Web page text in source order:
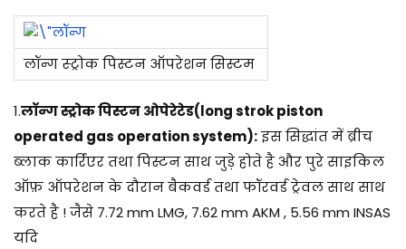
लॉन्ग स्ट्रोक पिस्टन ऑपरेशन सिस्टम
1.लॉन्ग स्ट्रोक पिस्टन ओपेरेटेड(long strok piston
operated gas operation system):इस सिद्धांत में ब्रीच
ब्लाक कार्रिएर तथा पिस्टन साथ जुड़े होते है और पुरे साइकिल
ऑफ़ ऑपरेशन के दौरान बैकवर्ड तथा फॉरवर्ड ट्रेवल साथ साथ
करते है ! जैसे 7.72 mm LMG, 7.62 mm AKM , 5.56 mm INSAS
यदि